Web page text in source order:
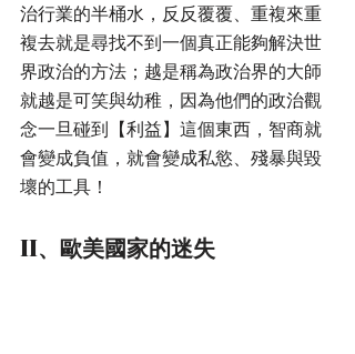
治行業的半桶水，反反覆覆、重複來重
複去就是尋找不到一個真正能夠解決世
界政治的方法；越是稱為政治界的大師
就越是可笑與幼稚，因為他們的政治觀
念一旦碰到【利益】這個東西，智商就
會變成負值，就會變成私慾、殘暴與毀
壞的工具！
II、歐美國家的迷失